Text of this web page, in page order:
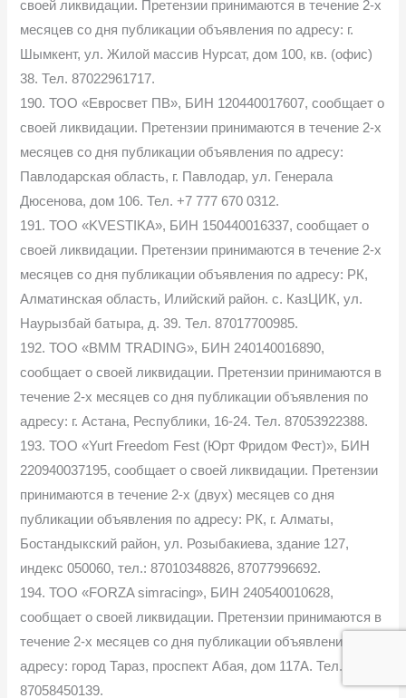
своей ликвидации. Претензии принимаются в течение 2-х
месяцев со дня публикации объявления по адресу: г.
Шымкент, ул. Жилой массив Нурсат, дом 100, кв. (офис)
38. Тел. 87022961717.
190. ТОО «Евросвет ПВ», БИН 120440017607, сообщает о
своей ликвидации. Претензии принимаются в течение 2-х
месяцев со дня публикации объявления по адресу:
Павлодарская область, г. Павлодар, ул. Генерала
Дюсенова, дом 106. Тел. +7 777 670 0312.
191. ТОО «KVESTIKA», БИН 150440016337, сообщает о
своей ликвидации. Претензии принимаются в течение 2-х
месяцев со дня публикации объявления по адресу: РК,
Алматинская область, Илийский район. с. КазЦИК, ул.
Наурызбай батыра, д. 39. Тел. 87017700985.
192. ТОО «BMM TRADING», БИН 240140016890,
сообщает о своей ликвидации. Претензии принимаются в
течение 2-х месяцев со дня публикации объявления по
адресу: г. Астана, Республики, 16-24. Тел. 87053922388.
193. ТОО «Yurt Freedom Fest (Юрт Фридом Фест)», БИН
220940037195, сообщает о своей ликвидации. Претензии
принимаются в течение 2-х (двух) месяцев со дня
публикации объявления по адресу: РК, г. Алматы,
Бостандыкский район, ул. Розыбакиева, здание 127,
индекс 050060, тел.: 87010348826, 87077996692.
194. ТОО «FORZA simracing», БИН 240540010628,
сообщает о своей ликвидации. Претензии принимаются в
течение 2-х месяцев со дня публикации объявления по
адресу: город Тараз, проспект Абая, дом 117А. Тел.
87058450139.